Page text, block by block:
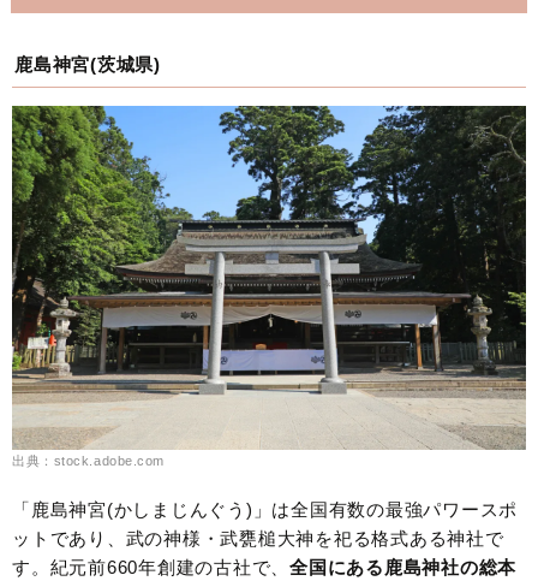
鹿島神宮(茨城県)
出典：stock.adobe.com
「鹿島神宮(かしまじんぐう)」は全国有数の最強パワースポ
ットであり、武の神様・武甕槌大神を祀る格式ある神社で
す。紀元前660年創建の古社で、 全国にある鹿島神社の総本